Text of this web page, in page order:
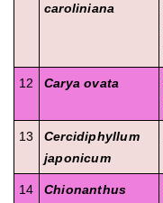
caroliniana
12 Carya ovata
13
Cercidiphyllum
japonicum
14
Chionanthus